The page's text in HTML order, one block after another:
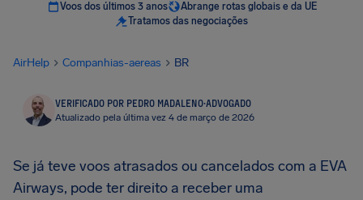
Voos dos últimos 3 anos
Abrange rotas globais e da UE
Tratamos das negociações
AirHelp Companhias-aereas BR
VERIFICADO POR PEDRO MADALENO·ADVOGADO
Atualizado pela última vez 4 de março de 2026
Se já teve voos atrasados ou cancelados com a EVA
Airways, pode ter direito a receber uma